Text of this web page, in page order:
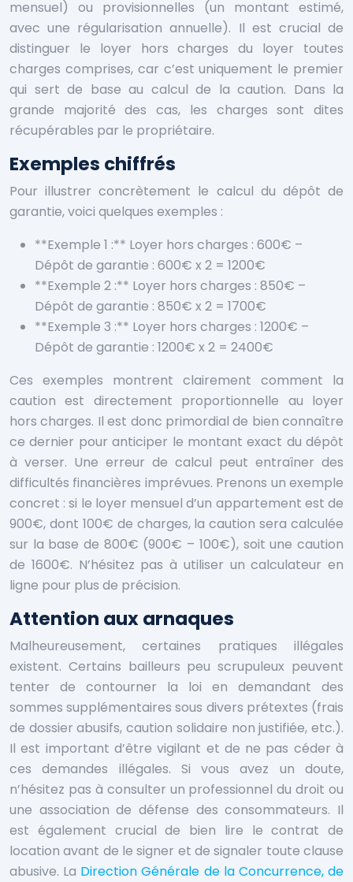
mensuel) ou provisionnelles (un montant estimé,
avec une régularisation annuelle). Il est crucial de
distinguer le loyer hors charges du loyer toutes
charges comprises, car c’est uniquement le premier
qui sert de base au calcul de la caution. Dans la
grande majorité des cas, les charges sont dites
récupérables par le propriétaire.
Exemples chiffrés
Pour illustrer concrètement le calcul du dépôt de
garantie, voici quelques exemples :
**Exemple 1 :** Loyer hors charges : 600€ –
Dépôt de garantie : 600€ x 2 = 1200€
**Exemple 2 :** Loyer hors charges : 850€ –
Dépôt de garantie : 850€ x 2 = 1700€
**Exemple 3 :** Loyer hors charges : 1200€ –
Dépôt de garantie : 1200€ x 2 = 2400€
Ces exemples montrent clairement comment la
caution est directement proportionnelle au loyer
hors charges. Il est donc primordial de bien connaître
ce dernier pour anticiper le montant exact du dépôt
à verser. Une erreur de calcul peut entraîner des
difficultés financières imprévues. Prenons un exemple
concret : si le loyer mensuel d’un appartement est de
900€, dont 100€ de charges, la caution sera calculée
sur la base de 800€ (900€ – 100€), soit une caution
de 1600€. N’hésitez pas à utiliser un calculateur en
ligne pour plus de précision.
Attention aux arnaques
Malheureusement, certaines pratiques illégales
existent. Certains bailleurs peu scrupuleux peuvent
tenter de contourner la loi en demandant des
sommes supplémentaires sous divers prétextes (frais
de dossier abusifs, caution solidaire non justifiée, etc.).
Il est important d’être vigilant et de ne pas céder à
ces demandes illégales. Si vous avez un doute,
n’hésitez pas à consulter un professionnel du droit ou
une association de défense des consommateurs. Il
est également crucial de bien lire le contrat de
location avant de le signer et de signaler toute clause
abusive. La Direction Générale de la Concurrence, de